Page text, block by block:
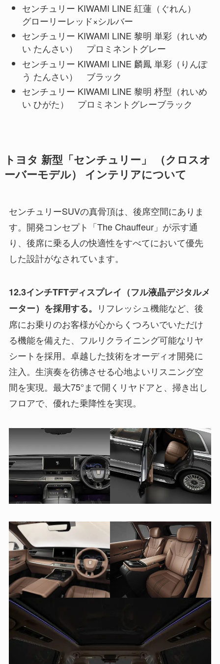
センチュリー KIWAMI LINE 紅蓮（ぐれん）
グローリーレッド×シルバー
センチュリー KIWAMI LINE 黎明 単彩（れいめ
い たんさい） プロミネントグレー
センチュリー KIWAMI LINE 麟鳳 単彩（りんぽ
う たんさい） ブラック
センチュリー KIWAMI LINE 黎明 杼型（れいめ
い ひがた） プロミネントグレーブラック
トヨタ 新型「センチュリー」 （クロスオ
ーバーモデル） インテリアについて
センチュリーSUVの真骨頂は、後席空間にありま
す。開発コンセプト「The Chauffeur」が示す通
り、後席に乗る人の快適性をすべてにおいて優先
した設計がなされています。
12.3インチTFTディスプレイ（フル液晶デジタルメ
ーター）を採用する。 リフレッシュ機能など、後
席にお乗りのお客様が心からくつろいでいただけ
る機能を備えた、フルリクライニング可能なリヤ
シートを採用。卓越した技術をオーディオ開発に
注入。生演奏を彷彿させる心地よいリスニング空
間を実現。最大75°まで開くリヤドアと、掃き出し
フロアで、優れた乗降性を実現。